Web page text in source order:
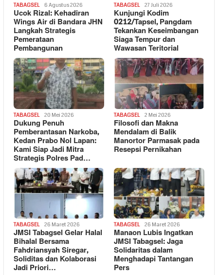
TABAGSEL 6 Agustus 2026
Ucok Rizal: Kehadiran
Wings Air di Bandara JHN
Langkah Strategis
Pemerataan
Pembangunan
TABAGSEL 27 Juli 2026
Kunjungi Kodim
0212/Tapsel, Pangdam
Tekankan Keseimbangan
Siaga Tempur dan
Wawasan Teritorial
TABAGSEL 20 Mei 2026
Dukung Penuh
Pemberantasan Narkoba,
Kedan Prabo Nol Lapan:
Kami Siap Jadi Mitra
Strategis Polres Pad…
TABAGSEL 2 Mei 2026
Filosofi dan Makna
Mendalam di Balik
Manortor Parmasak pada
Resepsi Pernikahan
TABAGSEL 26 Maret 2026
JMSI Tabagsel Gelar Halal
Bihalal Bersama
Fahdriansyah Siregar,
Soliditas dan Kolaborasi
Jadi Priori…
TABAGSEL 26 Maret 2026
Manaon Lubis Ingatkan
JMSI Tabagsel: Jaga
Solidaritas dalam
Menghadapi Tantangan
Pers